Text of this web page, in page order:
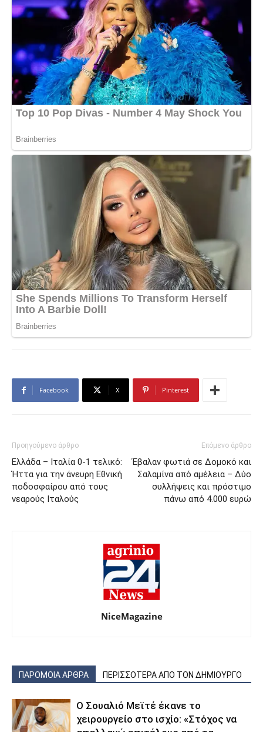
Facebook X Pinterest
Προηγούμενο άρθρο
Ελλάδα – Ιταλία 0-1 τελικό:
Ήττα για την άνευρη Εθνική
ποδοσφαίρου από τους
νεαρούς Ιταλούς
Επόμενο άρθρο
Έβαλαν φωτιά σε Δομοκό και
Σαλαμίνα από αμέλεια – Δύο
συλλήψεις και πρόστιμο
πάνω από 4.000 ευρώ
NiceMagazine
ΠΑΡΟΜΟΙΑ ΑΡΘΡΑ ΠΕΡΙΣΣΟΤΕΡΑ ΑΠΟ ΤΟΝ ΔΗΜΙΟΥΡΓΟ
Ο Σουαλιό Μεϊτέ έκανε το
χειρουργείο στο ισχίο: «Στόχος να